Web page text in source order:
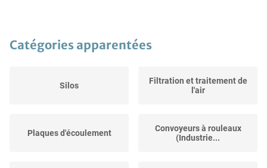
Catégories apparentées
Silos
Filtration et traitement de
l'air
Plaques d'écoulement
Convoyeurs à rouleaux
(Industrie...